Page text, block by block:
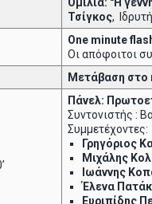
Τσίγκος,
One minute
Οι απόφοιτοι
Μετάβαση στο
Πάνελ:
Συντονιστής :
Συμμετέχοντες:
Γρηγόριος
Μιχάλης
Ιωάννης
Έλενα
Ευριπίδης